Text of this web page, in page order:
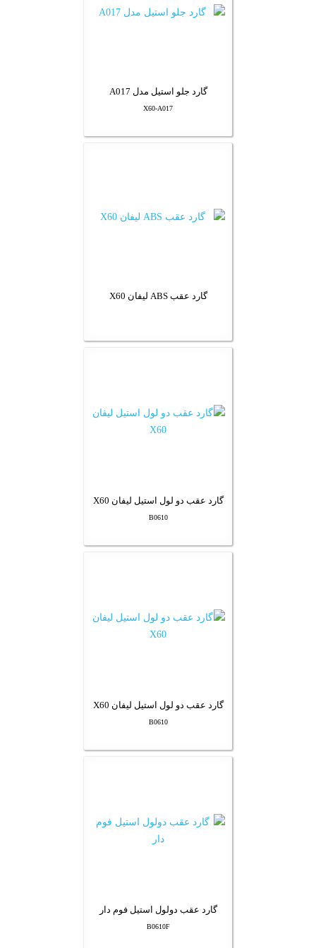
گارد جلو استیل مدل A017
X60-A017
گارد عقب ABS لیفان X60
گارد عقب دو لول استیل لیفان X60
B0610
گارد عقب دو لول استیل لیفان X60
B0610
گارد عقب دولول استیل فوم دار
B0610F